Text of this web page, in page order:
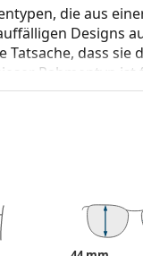
die aus
Designs
dass sie
Rahmentyp
Veränderung
Behandlung
Farbe des Etuis
Pflegen von